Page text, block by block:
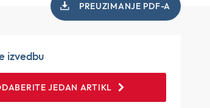
PREUZIMANJE PDF-A
izvedbu
JEDAN ARTIKL